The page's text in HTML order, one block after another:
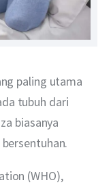
paling utama
tubuh dari
biasanya
(WHO),